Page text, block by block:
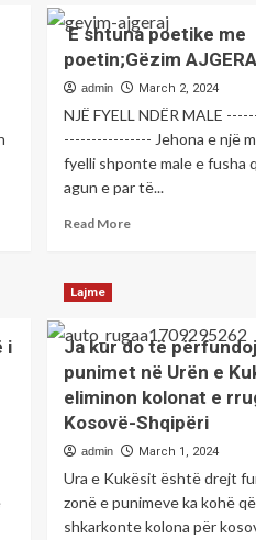
E shtuna poetike me
poetin;Gëzim
admin March 2, 2024
NJË FYELL NDËR MALE
---------------- Jehona e një
fyelli shponte male e fusha
agun e par të...
Read MoreRead
me
poetin;Gëzim
AJGERAJ
i
Lajme
Ja kur do të
punimet në Urën e
eliminon kolonat e
Kosovë-Shqipëri
admin March 1, 2024
Ura e Kukësit është drejt
zonë e punimeve ka kohë që
shkarkonte kolona për